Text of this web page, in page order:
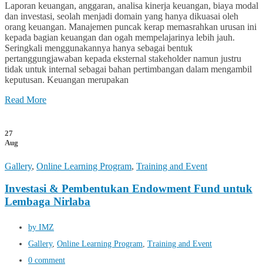
Laporan keuangan, anggaran, analisa kinerja keuangan, biaya modal
dan investasi, seolah menjadi domain yang hanya dikuasai oleh
orang keuangan. Manajemen puncak kerap memasrahkan urusan ini
kepada bagian keuangan dan ogah mempelajarinya lebih jauh.
Seringkali menggunakannya hanya sebagai bentuk
pertanggungjawaban kepada eksternal stakeholder namun justru
tidak untuk internal sebagai bahan pertimbangan dalam mengambil
keputusan. Keuangan merupakan
Read More
27
Aug
Gallery, Online Learning Program, Training and Event
Investasi & Pembentukan Endowment Fund untuk
Lembaga Nirlaba
by IMZ
Gallery, Online Learning Program Training and Event
0 comment